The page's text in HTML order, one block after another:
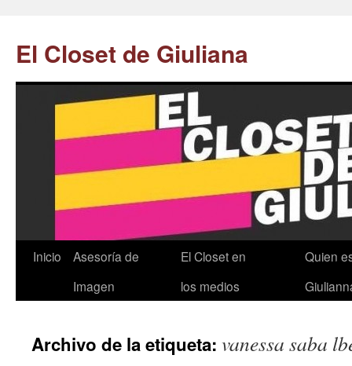
El Closet de Giuliana
Saltar
Inicio
Asesoría de
Imagen
El Closet en
los medios
Quien
Archivo de la etiqueta: vanessa saba